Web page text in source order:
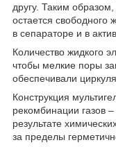
другу. Таким
остается свободного
в сепараторе и в
Количество жидкого
чтобы мелкие поры
обеспечивали
Конструкция
рекомбинации газов
результате
за пределы